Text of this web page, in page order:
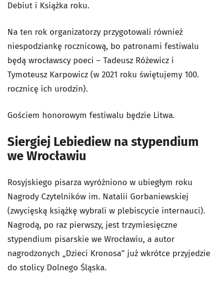
Debiut i Książka roku.
Na ten rok organizatorzy przygotowali również
niespodziankę rocznicową, bo patronami festiwalu
będą wrocławscy poeci – Tadeusz Różewicz i
Tymoteusz Karpowicz (w 2021 roku świętujemy 100.
rocznicę ich urodzin).
Gościem honorowym festiwalu będzie Litwa.
Siergiej Lebiediew na stypendium
we Wrocławiu
Rosyjskiego pisarza wyróżniono w ubiegłym roku
Nagrody Czytelników im. Natalii Gorbaniewskiej
(zwycięską książkę wybrali w plebiscycie internauci).
Nagrodą, po raz pierwszy, jest trzymiesięczne
stypendium pisarskie we Wrocławiu, a autor
nagrodzonych „Dzieci Kronosa” już wkrótce przyjedzie
do stolicy Dolnego Śląska.